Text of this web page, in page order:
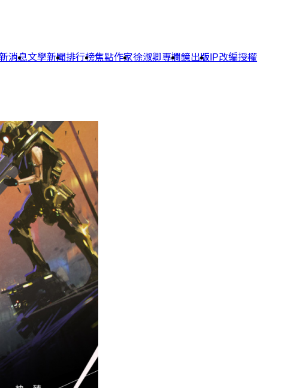
消息文學新聞排行榜焦點作家徐淑卿專欄鏡出版 IP改編授權